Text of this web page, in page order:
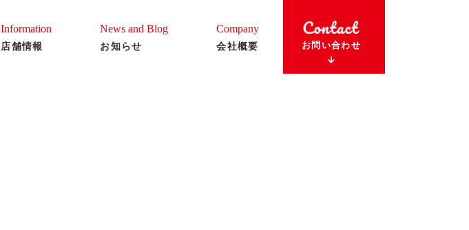
Information
店舗情報
News and Blog
お知らせ
Company
会社概要 お問い合わせ